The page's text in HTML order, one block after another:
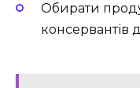
Обирати
консервантів